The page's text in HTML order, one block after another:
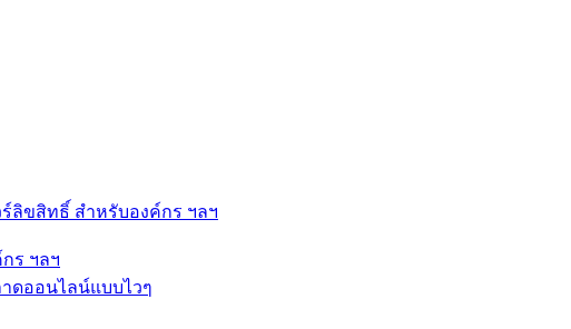
ร ฯลฯ